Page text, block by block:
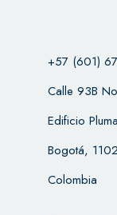
+57 (601)
Calle 93B
Edificio
Bogotá,
Colombia